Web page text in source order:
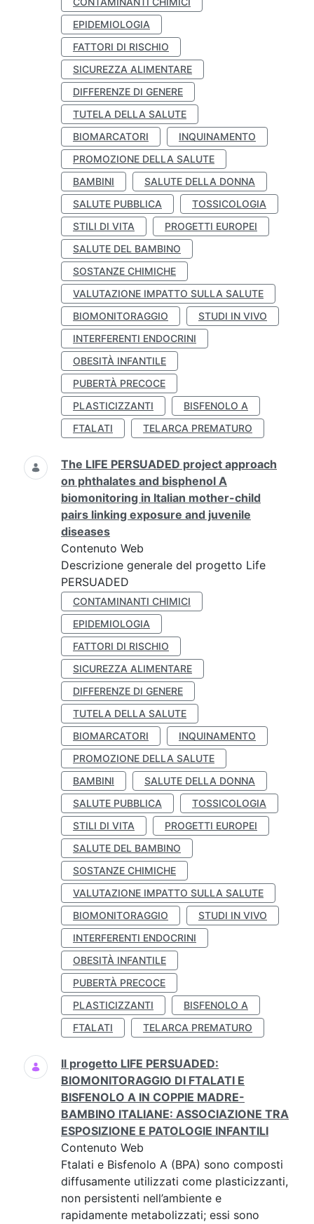
EPIDEMIOLOGIA
FATTORI DI RISCHIO
SICUREZZA ALIMENTARE
DIFFERENZE DI GENERE
TUTELA DELLA SALUTE
BIOMARCATORI
INQUINAMENTO
PROMOZIONE DELLA SALUTE
BAMBINI
SALUTE DELLA DONNA
SALUTE PUBBLICA
TOSSICOLOGIA
STILI DI VITA
PROGETTI EUROPEI
SALUTE DEL BAMBINO
SOSTANZE CHIMICHE
VALUTAZIONE IMPATTO SULLA SALUTE
BIOMONITORAGGIO
STUDI IN VIVO
INTERFERENTI ENDOCRINI
OBESITÀ INFANTILE
PUBERTÀ PRECOCE
PLASTICIZZANTI
BISFENOLO A
FTALATI
TELARCA PREMATURO
The LIFE PERSUADED project approach
on phthalates and bisphenol A
biomonitoring in Italian mother-child
pairs linking exposure and juvenile
diseases
Contenuto Web
Descrizione generale del progetto Life
PERSUADED
CONTAMINANTI CHIMICI
EPIDEMIOLOGIA
FATTORI DI RISCHIO
SICUREZZA ALIMENTARE
DIFFERENZE DI GENERE
TUTELA DELLA SALUTE
BIOMARCATORI
INQUINAMENTO
PROMOZIONE DELLA SALUTE
BAMBINI
SALUTE DELLA DONNA
SALUTE PUBBLICA
TOSSICOLOGIA
STILI DI VITA
PROGETTI EUROPEI
SALUTE DEL BAMBINO
SOSTANZE CHIMICHE
VALUTAZIONE IMPATTO SULLA SALUTE
BIOMONITORAGGIO
STUDI IN VIVO
INTERFERENTI ENDOCRINI
OBESITÀ INFANTILE
PUBERTÀ PRECOCE
PLASTICIZZANTI
BISFENOLO A
FTALATI
TELARCA PREMATURO
Il progetto LIFE PERSUADED:
BIOMONITORAGGIO DI FTALATI E
BISFENOLO A IN COPPIE MADRE-
BAMBINO ITALIANE: ASSOCIAZIONE TRA
ESPOSIZIONE E PATOLOGIE INFANTILI
Contenuto Web
Ftalati e Bisfenolo A (BPA) sono composti
diffusamente utilizzati come plasticizzanti,
non persistenti nell’ambiente e
rapidamente metabolizzati; essi sono